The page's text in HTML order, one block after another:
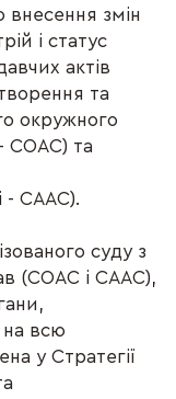
змін
і статус
актів
та
окружного
- СОАС) та
- СААС).
суду з
(СОАС і СААС),
всю
у Стратегії